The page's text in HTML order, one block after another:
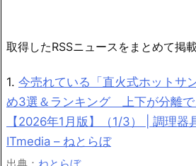
取得したRSSニュースをまとめて掲
1. 今売れている「直火式ホットサ
め3選＆ランキング 上下が分離で
【2026年1月版】（1/3） | 調理
ITmedia – ねとらぼ